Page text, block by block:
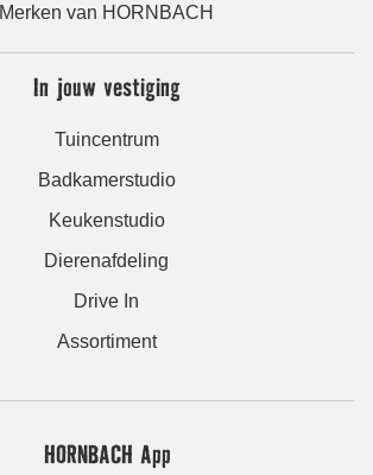
Merken van HORNBACH
In jouw vestiging
Tuincentrum
Badkamerstudio
Keukenstudio
Dierenafdeling
Drive In
Assortiment
HORNBACH App